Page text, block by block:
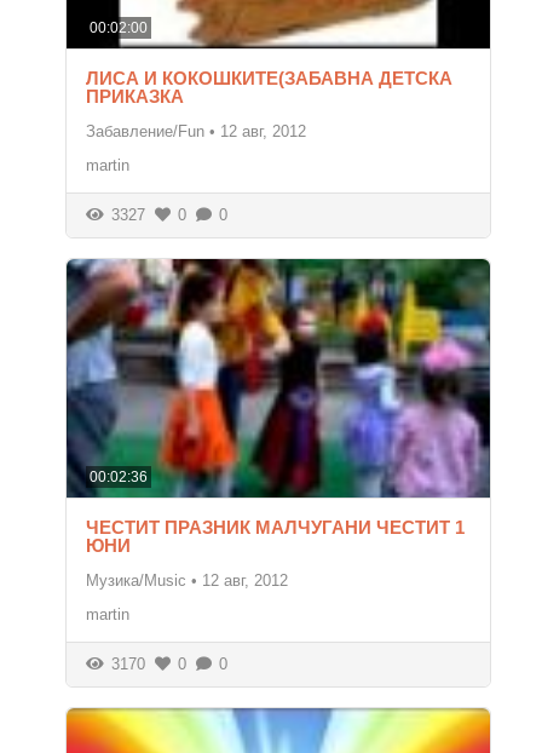
00:02:00
ЛИСА И КОКОШКИТЕ(ЗАБАВНА ДЕТСКА
ПРИКАЗКА
Забавление/Fun • 12 авг, 2012
martin
3327 0 0
00:02:36
ЧЕСТИТ ПРАЗНИК МАЛЧУГАНИ ЧЕСТИТ 1
ЮНИ
Музика/Music • 12 авг, 2012
martin
3170 0 0